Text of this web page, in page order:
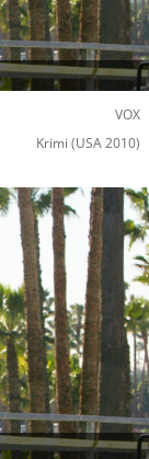
VOX
Krimi (USA 2010)